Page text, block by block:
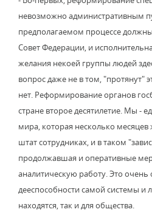
невозможно административным
предполагаемом процессе
Совет Федерации, и
желания некоей группы людей
вопрос даже не в том, "протянут"
нет. Реформирование органов
стране второе десятилетие. Мы -
мира, которая несколько
штат сотрудниках, и в таком
продолжавшая и оперативные
аналитическую работу. Это очень
дееспособности самой системы и
находятся, так и для общества.